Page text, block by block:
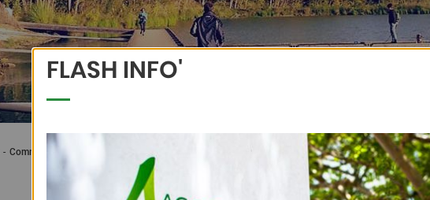
Communication
FLASH INFO'